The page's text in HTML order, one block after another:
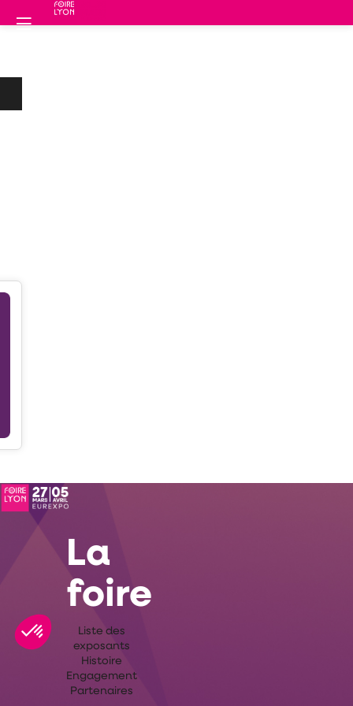
La
foire
Liste des
exposants
Histoire
Engagement
Partenaires